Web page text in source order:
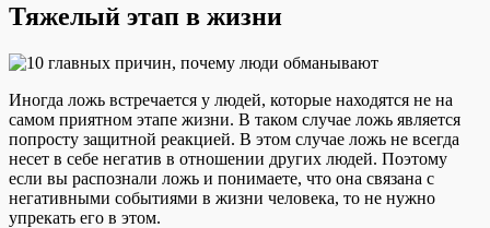
Тяжелый этап в жизни
Иногда ложь встречается у людей, которые находятся не на
самом приятном этапе жизни. В таком случае ложь является
попросту защитной реакцией. В этом случае ложь не всегда
несет в себе негатив в отношении других людей. Поэтому
если вы распознали ложь и понимаете, что она связана с
негативными событиями в жизни человека, то не нужно
упрекать его в этом.